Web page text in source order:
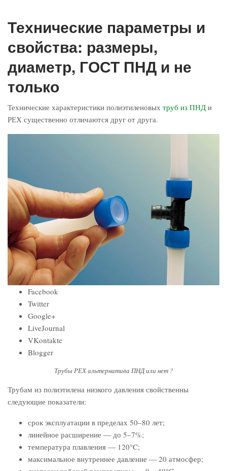
Технические параметры и
свойства: размеры,
диаметр, ГОСТ ПНД и не
только
Технические характеристики полиэтиленовых труб из ПНД и
РЕХ существенно отличаются друг от друга.
Facebook
Twitter
Google+
LiveJournal
VKontakte
Blogger
Трубы РЕХ альтернатива ПНД или нет ?
Трубам из полиэтилена низкого давления свойственны
следующие показатели:
срок эксплуатации в пределах 50–80 лет;
линейное расширение ― до 5–7%;
температура плавления ― 120°C;
максимальное внутреннее давление ― 20 атмосфер;